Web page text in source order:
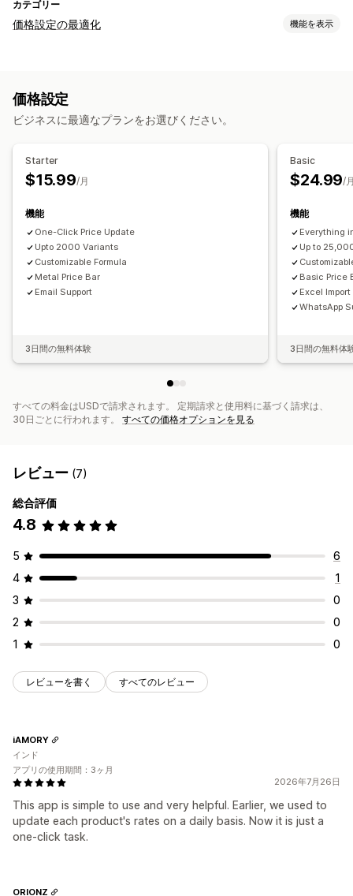
カテゴリー
価格設定の最適化 機能を表示
自動価格再設定
価格設定
ビジネスに最適なプランをお選びください。
Starter
$15.99/月
機能
One-Click Price Update
Upto 2000 Variants
Customizable Formula
Metal Price Bar
Email Support
3日間の無料体験
Basic
$24.99/
機能
Everything
Up to
Basic Price
Excel
WhatsApp
3日間の無料体
すべての料金はUSDで請求されます。 定期請求と使用料に基づく請求は、
30日ごとに行われます。 すべての価格オプションを見る
レビュー (7)
総合評価
4.8
5
6
4
1
3
0
2
0
1
0
レビューを書く すべてのレビュー
2026年7月26日
This app is simple to use and very helpful. Earlier, we used to
update each product's rates on a daily basis. Now it is just a
one-click task.
iAMORY
インド
アプリの使用期間：3ヶ月
ORIONZ